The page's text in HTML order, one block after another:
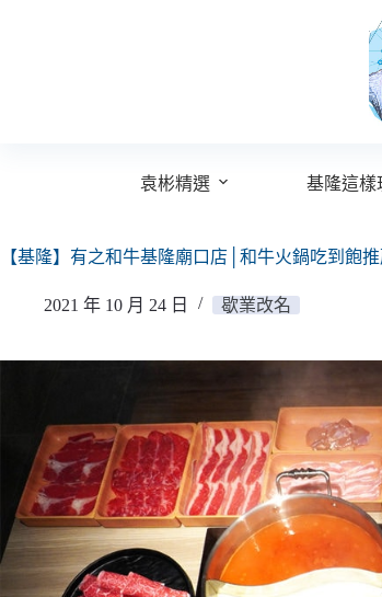
袁彬精選 基隆這樣
【基隆】有之和牛基隆廟口店│和牛火鍋吃到飽
2021 年 10 月 24 日 歇業改名